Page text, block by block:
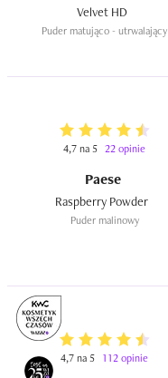
Puder matująco - utrwalający
4,7 na 5 22 opinie
Paese
Puder malinowy
4,7 na 5 112 opinie